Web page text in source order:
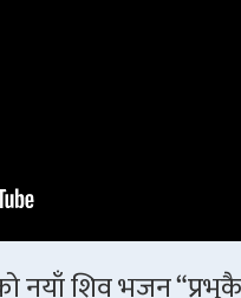
नयाँ शिव भजन